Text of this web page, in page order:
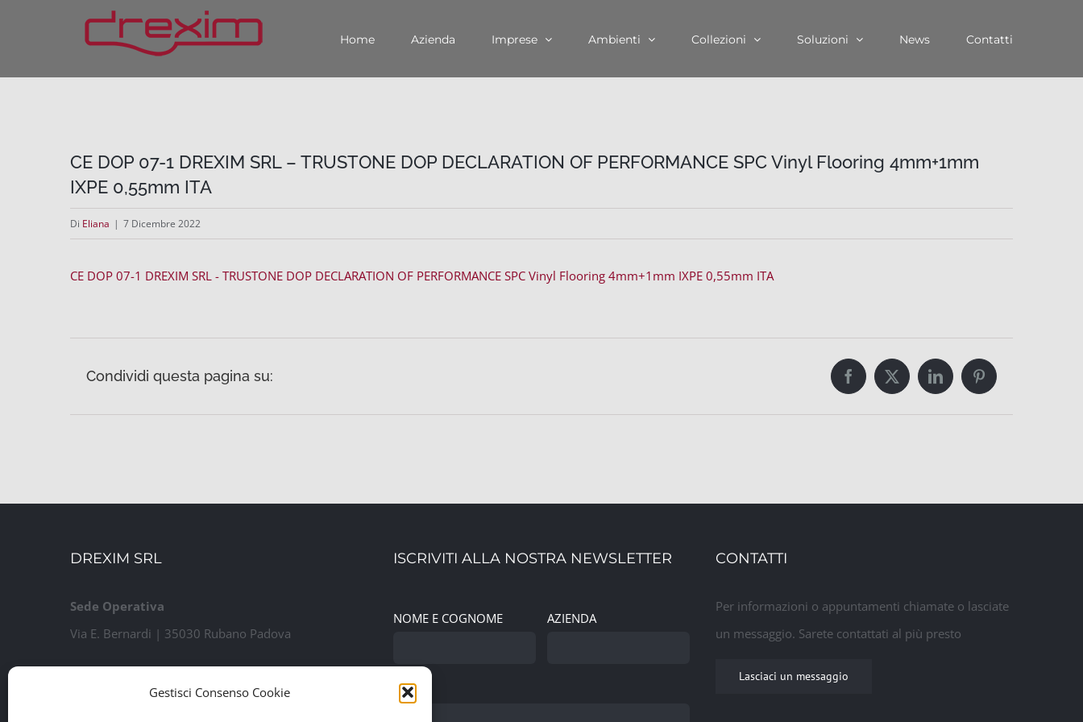
Gestisci Consenso Cookie
Home Azienda Imprese Ambienti Collezioni Soluzioni News Contatti
CE DOP 07-1 DREXIM SRL – TRUSTONE DOP DECLARATION OF PERFORMANCE SPC Vinyl Flooring 4mm+1mm
IXPE 0,55mm ITA
Di Eliana | 7 Dicembre 2022
CE DOP 07-1 DREXIM SRL - TRUSTONE DOP DECLARATION OF PERFORMANCE SPC Vinyl Flooring 4mm+1mm IXPE 0,55mm ITA
Condividi questa pagina su: FacebookTwitterLinkedInPinterest
DREXIM SRL
Sede Operativa
Via E. Bernardi | 35030 Rubano Padova
Via Guido Rossa, 7 | 35020 Ponte San Nicolò PD
ISCRIVITI ALLA NOSTRA NEWSLETTER
NOME E COGNOME AZIENDA
EMAIL
CONTATTI
Per informazioni o appuntamenti chiamate o lasciate
un messaggio. Sarete contattati al più presto
Lasciaci un messaggio